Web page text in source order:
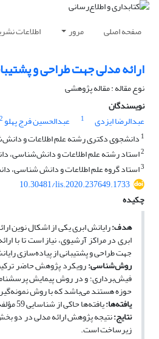
صفحه اصلی مرور اطلاعات
ارائه مدلی جهت طراحی و
نوع مقاله : مقاله پژوهشی
نویسندگان
عبدالرضا ایزدی
1 عبدالحسین فرج پهلو2
1دانشجوی دکتری رشته علم اطلاعات و
2استاد رشته علم اطلاعات و دانش‌شناسی،
3استاد گروه علم اطلاعات و دانش شناسی،
10.30481/lis.2020.237649.1733
چکیده
هدف:رایانش ابری یکی از اشکال نوین
ابری در مراکز آرشیوی، نیاز است تا با
جهت طراحی و پشتیبانی از پیاده‌سازی
روش‌شناسی:رویکرد پژوهش حاضر
فیش‌برداری؛ و در روش پیمایش
حوزه هستند می‌باشد که با روش
یافته‌ها:یافته‌ها حاکی از شناسایی 59 مؤلفه در 11 بعد کلی است که پس از تأیید توسط خبرگان موضوعی به ارائه مدل پیشنهادی منتج شد.
نتایج:
زیرساخت است.